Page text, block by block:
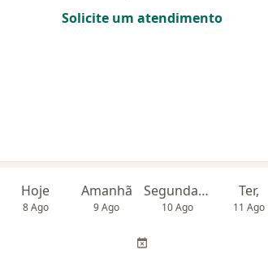
Solicite um atendimento
Hoje
8 Ago
Amanhã
9 Ago
Segunda-feira
10 Ago
Ter,
11 Ago